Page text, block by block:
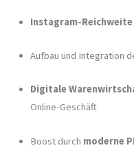
Instagram-
Aufbau und Integration
Digitale
Online-Geschäft
Boost durch moderne